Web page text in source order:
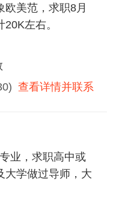
欧美范，求职8月
左右。
查看详情并联系
业，求职高中或
大学做过导师，大